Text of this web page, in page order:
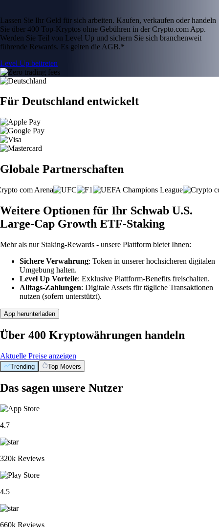
Lassen Sie Ihr Geld für sich arbeiten. Kaufen, verkaufen oder handeln
Sie über 400 Top-Kryptos ohne Gebühren in der Crypto.com App.
Werden Sie Teil von Level Up und sichern Sie sich branchenweit
führende Rewards. Es gelten die AGB.*
Level Up beitreten
Für Deutschland entwickelt
Globale Partnerschaften
Weitere Optionen für Ihr Schwab U.S.
Large-Cap Growth ETF-Staking
Mehr als nur Staking-Rewards - unsere Plattform bietet Ihnen:
Sichere Verwahrung: Token in unserer hochsicheren digitalen
Umgebung halten.
Level Up Vorteile: Exklusive Plattform-Benefits freischalten.
Alltags-Zahlungen: Digitale Assets für tägliche Transaktionen
nutzen (sofern unterstützt).
App herunterladen
Über 400 Kryptowährungen handeln
Aktuelle Preise anzeigen
Trending Top Movers
Das sagen unsere Nutzer
4.7
320k Reviews
4.5
660k Reviews